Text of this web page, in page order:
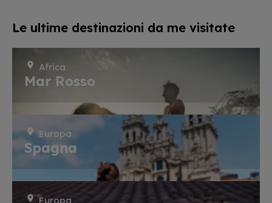
Le ultime destinazioni da me visitate
Africa
Mar Rosso
Europa
Spagna
Europa